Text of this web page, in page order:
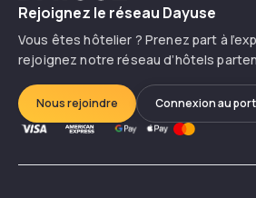
Rejoignez le réseau Dayuse
Vous êtes hôtelier ? Prenez part à
rejoignez notre réseau d’hôtels
Nous rejoindre Connexion au